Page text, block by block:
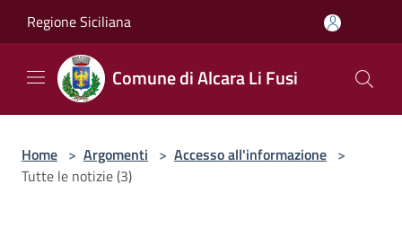
Regione Siciliana
Comune di Alcara Li Fusi
Home > Argomenti > Accesso all'informazione >
Tutte le notizie (3)